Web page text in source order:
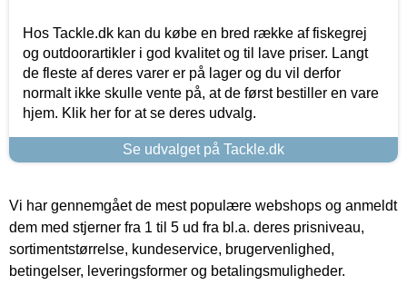
Hos Tackle.dk kan du købe en bred række af fiskegrej
og outdoorartikler i god kvalitet og til lave priser. Langt
de fleste af deres varer er på lager og du vil derfor
normalt ikke skulle vente på, at de først bestiller en vare
hjem. Klik her for at se deres udvalg.
Se udvalget på Tackle.dk
Vi har gennemgået de mest populære webshops og anmeldt
dem med stjerner fra 1 til 5 ud fra bl.a. deres prisniveau,
sortimentstørrelse, kundeservice, brugervenlighed,
betingelser, leveringsformer og betalingsmuligheder.